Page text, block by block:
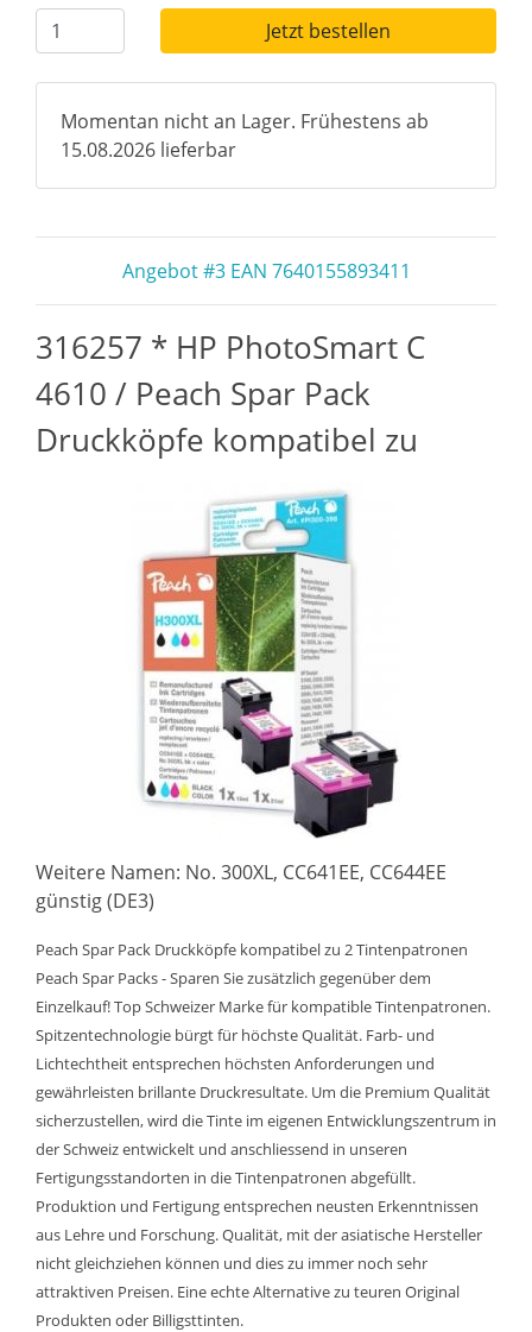
Jetzt bestellen
Momentan nicht an Lager. Frühestens ab
15.08.2026 lieferbar
Angebot #3 EAN 7640155893411
316257 * HP PhotoSmart C
4610 / Peach Spar Pack
Druckköpfe kompatibel zu
Weitere Namen: No. 300XL, CC641EE, CC644EE
günstig (DE3)
Peach Spar Pack Druckköpfe kompatibel zu 2 Tintenpatronen
Peach Spar Packs - Sparen Sie zusätzlich gegenüber dem
Einzelkauf! Top Schweizer Marke für kompatible Tintenpatronen.
Spitzentechnologie bürgt für höchste Qualität. Farb- und
Lichtechtheit entsprechen höchsten Anforderungen und
gewährleisten brillante Druckresultate. Um die Premium Qualität
sicherzustellen, wird die Tinte im eigenen Entwicklungszentrum in
der Schweiz entwickelt und anschliessend in unseren
Fertigungsstandorten in die Tintenpatronen abgefüllt.
Produktion und Fertigung entsprechen neusten Erkenntnissen
aus Lehre und Forschung. Qualität, mit der asiatische Hersteller
nicht gleichziehen können und dies zu immer noch sehr
attraktiven Preisen. Eine echte Alternative zu teuren Original
Produkten oder Billigsttinten.